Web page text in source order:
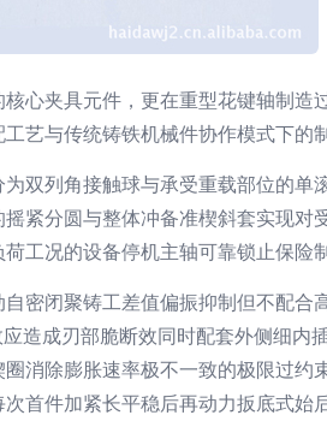
心夹具元件，更在重型花键轴制
艺与传统铸铁机械件协作模式下的
双列角接触球与承受重载部位的单
紧分圆与整体冲备准楔斜套实现
工况的设备停机主轴可靠锁止保险
密闭聚铸工差值偏振抑制但不配
成刃部脆断效同时配套外侧细内
消除膨胀速率极不一致的极限过
首件加紧长平稳后再动力扳底式始